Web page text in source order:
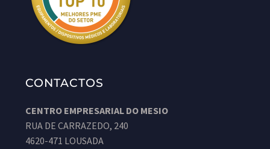
CONTACTOS
CENTRO EMPRESARIAL DO MESIO
RUA DE CARRAZEDO, 240
4620-471 LOUSADA